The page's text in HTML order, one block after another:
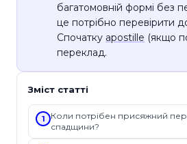
багатомовній формі без
це потрібно перевірити
Спочатку apostille (якщо
переклад.
Зміст статті
1
Коли потрібен присяжний
спадщини?